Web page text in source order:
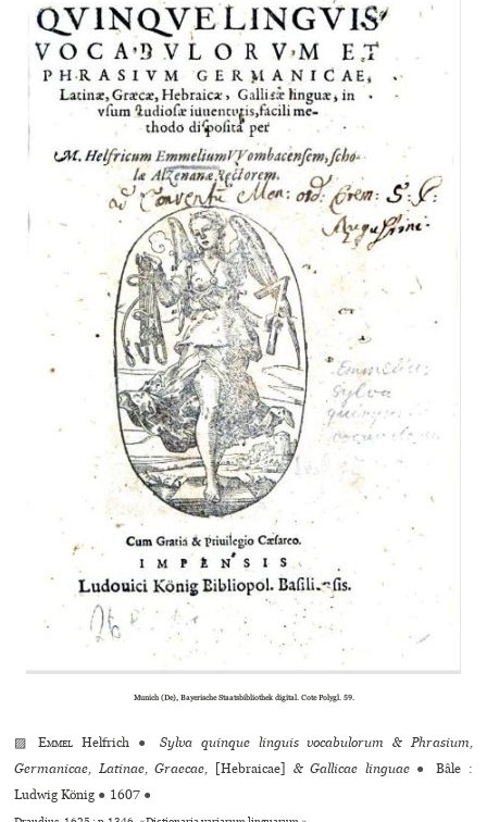
Munich (De), Bayerische Staatsbibliothek digital. Cote Polygl. 59.
▨Emmel Helfrich ●
Sylva quinque linguis vocabulorum & Phrasium,
Germanicae, Latinae, Graecae, [Hebraicae] & Gallicae linguae ●
Bâle :
Ludwig König ● 1607 ●